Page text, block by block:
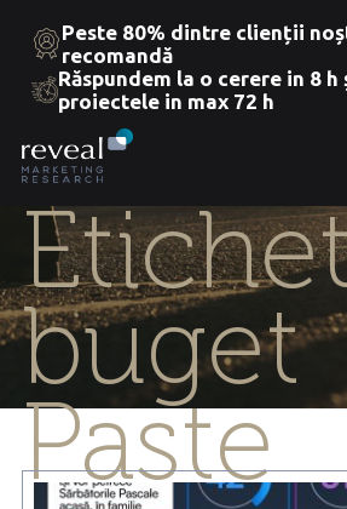
Skip
the
content
Peste 80% dintre clienții
recomandă
Răspundem la o cerere in 8 h
proiectele in max 72 h
buget
Paște